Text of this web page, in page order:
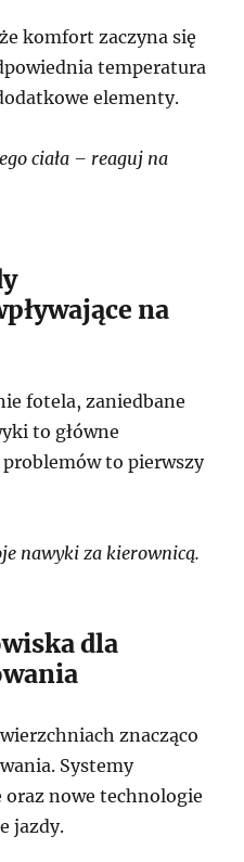
komfort zaczyna się
temperatura
elementy.
ciała – reaguj na
na
fotela, zaniedbane
to główne
to pierwszy
nawyki za kierownicą.
dla
znacząco
Systemy
oraz nowe technologie
jazdy.